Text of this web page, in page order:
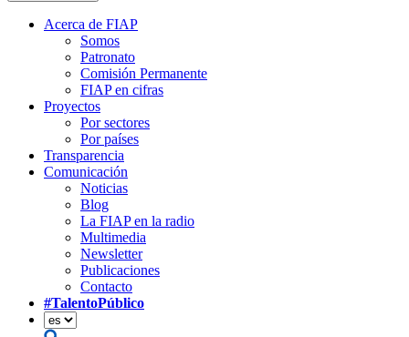
Acerca de FIAP
Somos
Patronato
Comisión Permanente
FIAP en cifras
Proyectos
Por sectores
Por países
Transparencia
Comunicación
Noticias
Blog
La FIAP en la radio
Multimedia
Newsletter
Publicaciones
Contacto
#TalentoPúblico